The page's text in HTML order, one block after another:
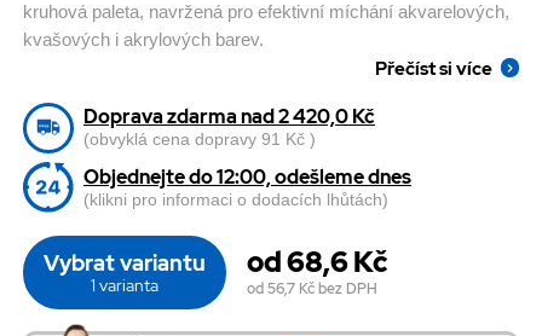
kruhová paleta, navržená pro efektivní míchání akvarelových,
kvašových i akrylových barev.
Přečíst si více
Doprava zdarma nad 2 420,0 Kč
(obvyklá cena dopravy 91 Kč )
Objednejte do 12:00, odešleme dnes
(klikni pro informaci o dodacích lhůtách)
Vybrat variantu
1 varianta
od 68,6 Kč
od 56,7 Kčbez DPH